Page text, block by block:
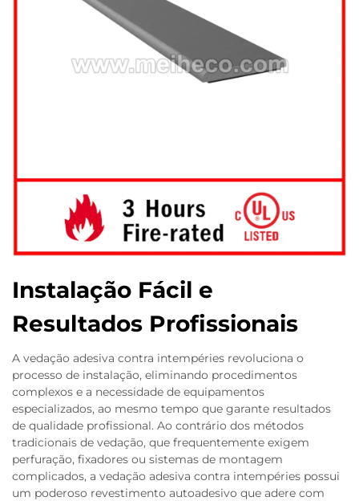
Instalação Fácil e
Resultados Profissionais
A vedação adesiva contra intempéries revoluciona o
processo de instalação, eliminando procedimentos
complexos e a necessidade de equipamentos
especializados, ao mesmo tempo que garante resultados
de qualidade profissional. Ao contrário dos métodos
tradicionais de vedação, que frequentemente exigem
perfuração, fixadores ou sistemas de montagem
complicados, a vedação adesiva contra intempéries possui
um poderoso revestimento autoadesivo que adere com